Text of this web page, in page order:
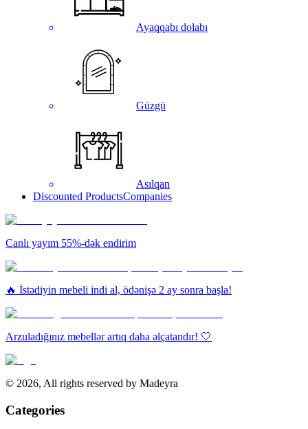
Ayaqqabı dolabı
Güzgü
Asılqan
Discounted ProductsCompanies
Canlı yayım 55%-dək endirim
🔥 İstədiyin mebeli indi al, ödənişə 2 ay sonra başla!
Arzuladığınız mebellər artıq daha əlçatandır! 🤍
© 2026, All rights reserved by Madeyra
Categories